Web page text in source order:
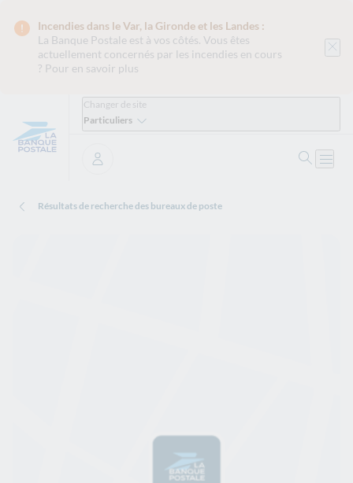
Incendies dans le Var, la Gironde et les Landes :
La Banque Postale est à vos côtés. Vous êtes
actuellement concernés par les incendies en cours
? Pour en savoir plus
Changer de site
Particuliers
Se connecter
Résultats de recherche des bureaux de poste